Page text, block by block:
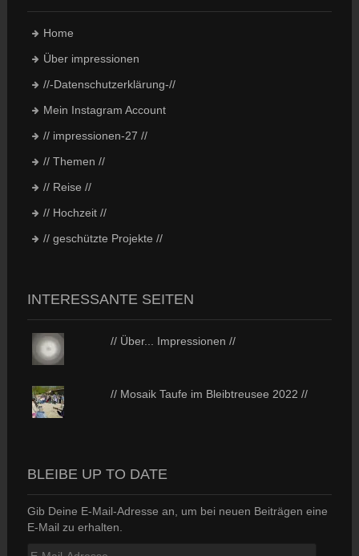
Home
Über impressionen
//-Datenschutzerklärung-//
Mein Instagram Account
// impressionen-27 //
// Themen //
// Reise //
// Hochzeit //
// geschützte Projekte //
INTERESSANTE SEITEN
// Über... Impressionen //
// Mosaik Taufe im Bleibtreusee 2022 //
BLEIBE UP TO DATE
Gib Deine E-Mail-Adresse an, um bei neuen Beiträgen eine
E-Mail zu erhalten.
E-